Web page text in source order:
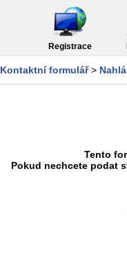
Registrace
Kontaktní formulář>
Tento
Pokud nechcete podat